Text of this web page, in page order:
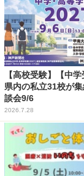
【高校受験】【中
県内の私立31校が
談会9/6
2026.7.28